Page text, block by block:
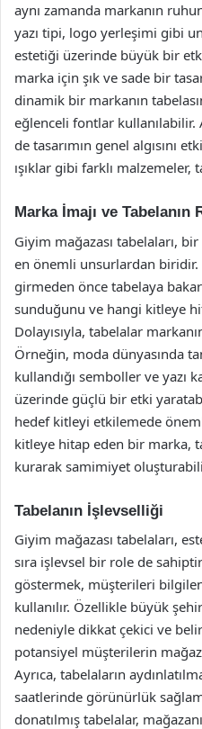
aynı zamanda markanın
yazı tipi, logo yerleşimi gibi
estetiği üzerinde büyük bir
marka için şık ve sade bir
dinamik bir markanın
eğlenceli fontlar kullanılabilir.
de tasarımın genel algısını
ışıklar gibi farklı
Marka İmajı ve Tabelanın
Giyim mağazası tabelaları,
en önemli unsurlardan
girmeden önce tabelaya
sunduğunu ve hangi kitleye
Dolayısıyla, tabelalar
Örneğin, moda dünyasında
kullandığı semboller ve yazı
üzerinde güçlü bir etki
hedef kitleyi etkilemede
kitleye hitap eden bir marka,
kurarak samimiyet
Tabelanın İşlevselliği
Giyim mağazası tabelaları,
sıra işlevsel bir role de
göstermek, müşterileri
kullanılır. Özellikle büyük
nedeniyle dikkat çekici ve
potansiyel müşterilerin
Ayrıca, tabelaların
saatlerinde görünürlük
donatılmış tabelalar,